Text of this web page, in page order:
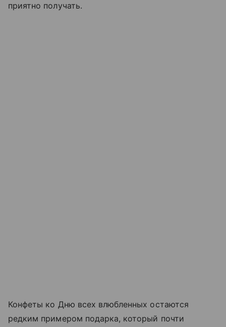
приятно получать.
Конфеты ко Дню всех влюбленных остаются
редким примером подарка, который почти